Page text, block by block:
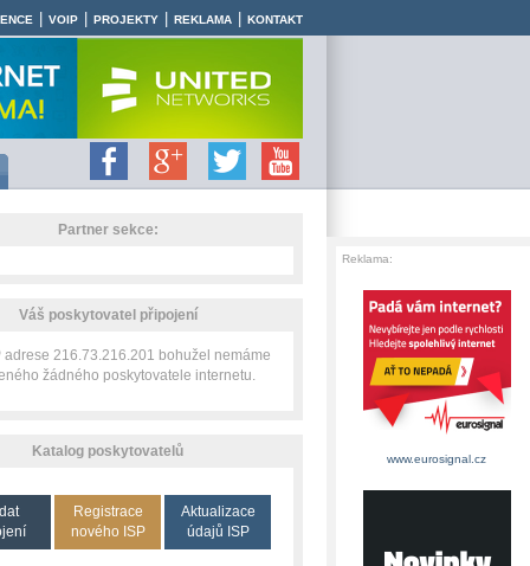
VOIP PROJEKTY REKLAMA KONTAKT
Partner sekce:
Váš poskytovatel připojení
adrese 216.73.216.201 bohužel nemáme
žádného poskytovatele internetu.
Katalog poskytovatelů
Registrace
nového ISP
Aktualizace
údajů ISP
Reklama:
www.eurosignal.cz